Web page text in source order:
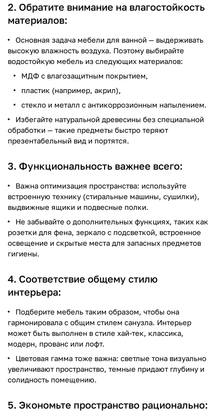
2. Обратите внимание на влагостойкость
материалов:
Основная задача мебели для ванной — выдерживать
высокую влажность воздуха. Поэтому выбирайте
водостойкую мебель из следующих материалов:
МДФ с влагозащитным покрытием,
пластик (например, акрил),
стекло и металл с антикоррозионным напылением.
Избегайте натуральной древесины без специальной
обработки — такие предметы быстро теряют
презентабельный вид и портятся.
3. Функциональность важнее всего:
Важна оптимизация пространства: используйте
встроенную технику (стиральные машины, сушилки),
выдвижные ящики и подвесные полки.
Не забывайте о дополнительных функциях, таких как
розетки для фена, зеркало с подсветкой, встроенное
освещение и скрытые места для запасных предметов
гигиены.
4. Соответствие общему стилю
интерьера:
Подберите мебель таким образом, чтобы она
гармонировала с общим стилем санузла. Интерьер
может быть выполнен в стиле хай-тек, классика,
модерн, прованс или лофт.
Цветовая гамма тоже важна: светлые тона визуально
увеличивают пространство, темные придают глубину и
солидность помещению.
5. Экономьте пространство рационально: